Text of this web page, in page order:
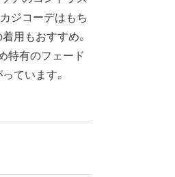
ジコーデはもち
用もおすすめ。
特有のフェード
ています。